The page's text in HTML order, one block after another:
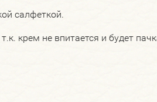
салфеткой.
крем не впитается и будет